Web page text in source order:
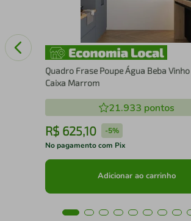
Quadro Frase Poupe Água Beba
Caixa Marrom
21.933 pontos
R$ 625,10 -5%
No pagamento com Pix
Adicionar ao carrinho